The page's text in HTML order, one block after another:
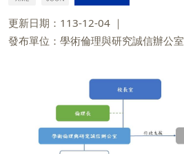
更新日期：113-12-04
發布單位：學術倫理與研究誠信辦公室